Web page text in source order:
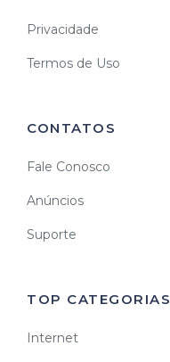
Privacidade
Termos de Uso
CONTATOS
Fale Conosco
Anúncios
Suporte
TOP CATEGORIAS
Internet